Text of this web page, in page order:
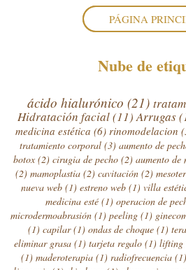
PÁGINA
Nube de
ácido hialurónico (21)
Hidratación facial(11) Arrugas
medicina estética (6) rinomodelacion
tratamiento corporal (3) aumento de
botox (2) cirugia de pecho (2) aumento de
(2) mamoplastia (2) cavitación (2)
nueva web (1) estreno web (1) villa
medicina esté (1) operacion de
microdermoabrasión (1) peeling (1)
(1) capilar(1) ondas de choque (1)
eliminar grasa (1) tarjeta regalo (1) lifting
(1) maderoterapia (1) radiofrecuencia (1)